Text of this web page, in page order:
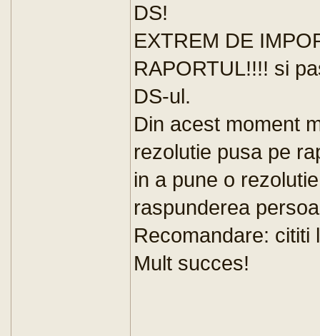
DS!
EXTREM DE
RAPORTUL!!!! si
DS-ul.
Din acest moment
rezolutie pusa pe
in a pune o
raspunderea
Recomandare: cititi
Mult succes!